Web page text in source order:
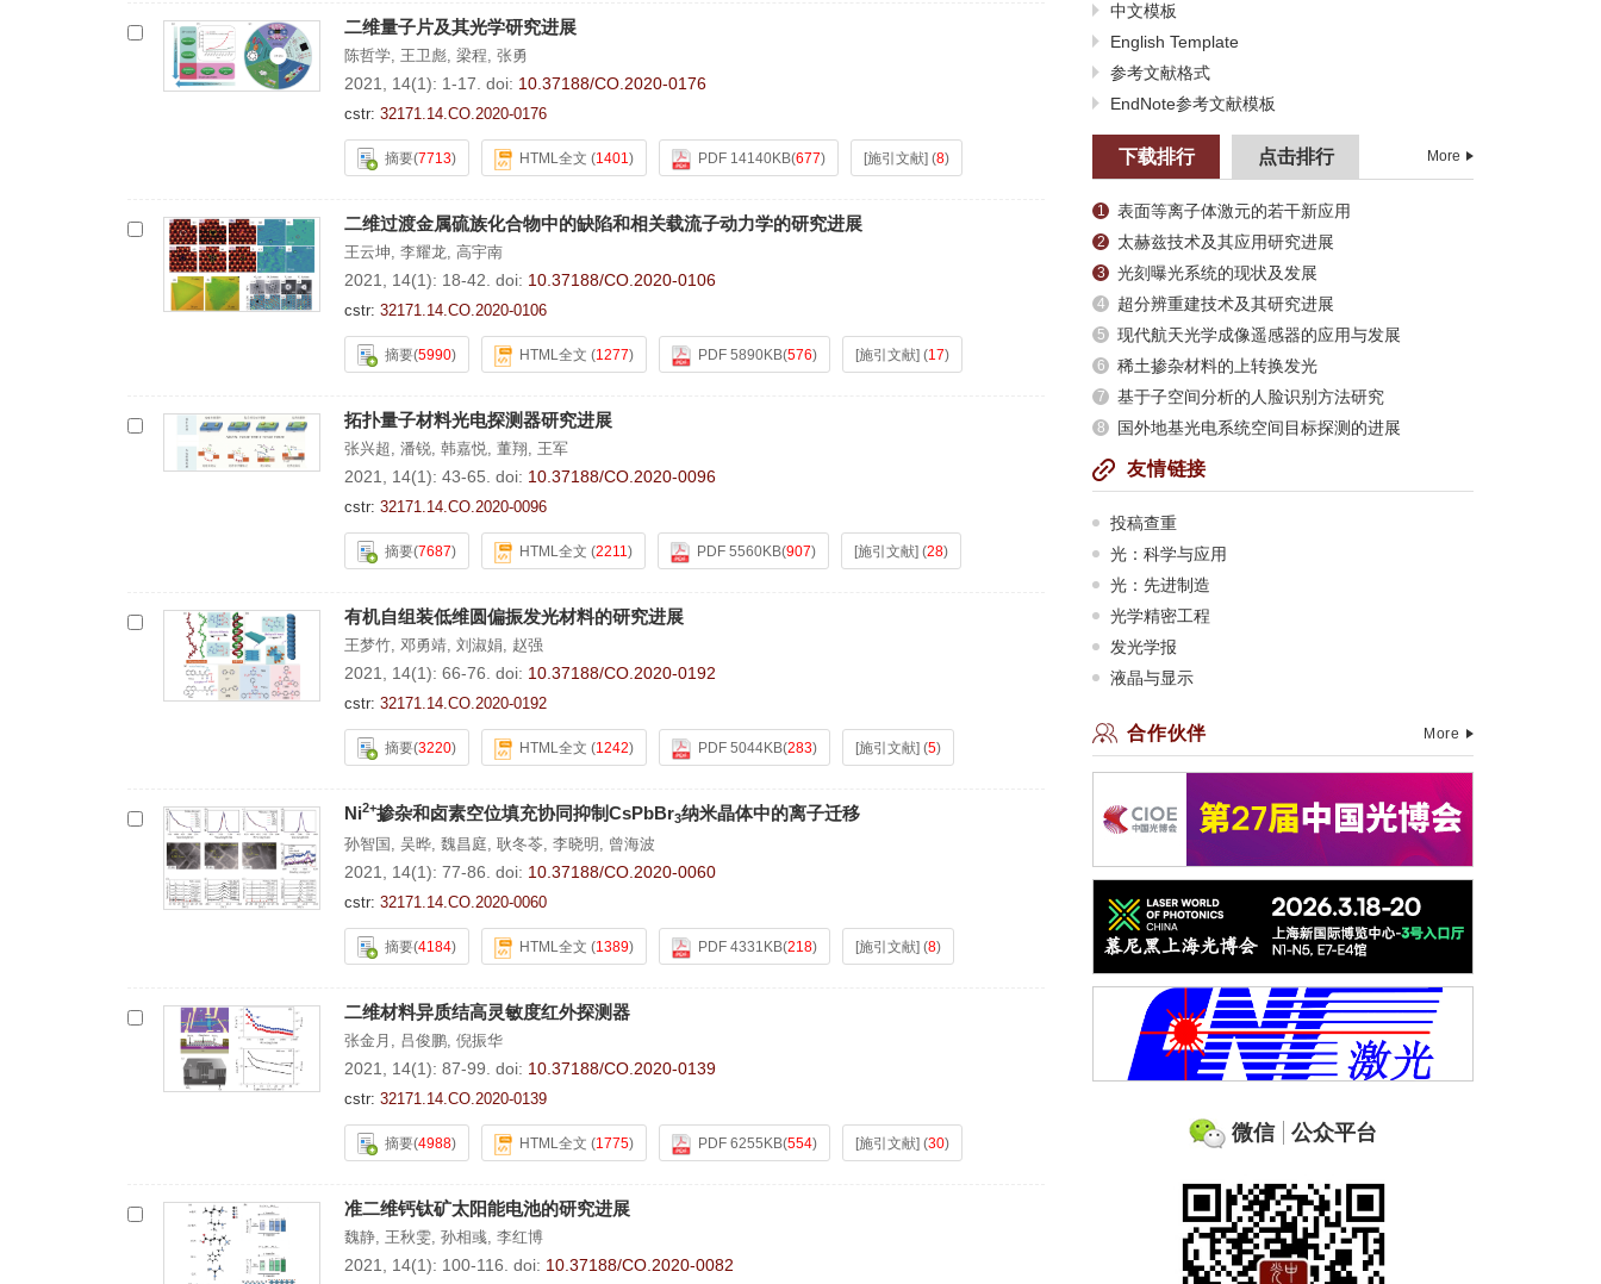
二维量子片及其光学研究进展
陈哲学 王卫彪 梁程 张勇
2021, 14(1): 1-17. doi: 10.37188/CO.2020-0176
cstr: 32171.14.CO.2020-0176
摘要(7713) HTML全文 (1401) PDF 14140KB(677) [施引文献] (8)
二维过渡金属硫族化合物中的缺陷和相关载流子动力学的研究进展
王云坤 李耀龙 高宇南
2021, 14(1): 18-42. doi: 10.37188/CO.2020-0106
cstr: 32171.14.CO.2020-0106
摘要(5990) HTML全文 (1277) PDF 5890KB(576) [施引文献] (17)
拓扑量子材料光电探测器研究进展
张兴超 潘锐 韩嘉悦 董翔 王军
2021, 14(1): 43-65. doi: 10.37188/CO.2020-0096
cstr: 32171.14.CO.2020-0096
摘要(7687) HTML全文 (2211) PDF 5560KB(907) [施引文献] (28)
有机自组装低维圆偏振发光材料的研究进展
王梦竹 邓勇靖 刘淑娟 赵强
2021, 14(1): 66-76. doi: 10.37188/CO.2020-0192
cstr: 32171.14.CO.2020-0192
摘要(3220) HTML全文 (1242) PDF 5044KB(283) [施引文献] (5)
Ni2+掺杂和卤素空位填充协同抑制CsPbBr3纳米晶体中的离子迁移
孙智国 吴晔 魏昌庭 耿冬苓 李晓明 曾海波
2021, 14(1): 77-86. doi: 10.37188/CO.2020-0060
cstr: 32171.14.CO.2020-0060
摘要(4184) HTML全文 (1389) PDF 4331KB(218) [施引文献] (8)
二维材料异质结高灵敏度红外探测器
张金月 吕俊鹏 倪振华
2021, 14(1): 87-99. doi: 10.37188/CO.2020-0139
cstr: 32171.14.CO.2020-0139
摘要(4988) HTML全文 (1775) PDF 6255KB(554) [施引文献] (30)
准二维钙钛矿太阳能电池的研究进展
魏静 王秋雯 孙相彧 李红博
2021, 14(1): 100-116. doi: 10.37188/CO.2020-0082
中文模板
English Template
参考文献格式
EndNote参考文献模板
下载排行 点击排行 More
1 表面等离子体激元的若干新应用
2 太赫兹技术及其应用研究进展
3 光刻曝光系统的现状及发展
4 超分辨重建技术及其研究进展
5 现代航天光学成像遥感器的应用与发展
6 稀土掺杂材料的上转换发光
7 基于子空间分析的人脸识别方法研究
8 国外地基光电系统空间目标探测的进展
友情链接
投稿查重
光：科学与应用
光：先进制造
光学精密工程
发光学报
液晶与显示
合作伙伴 More
微信 公众平台